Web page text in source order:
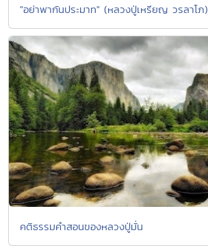
"อย่าพากันประมาท" (หลวงปู่เหรียญ วรลาโภ)
คติธรรมคำสอนของหลวงปู่มั่น